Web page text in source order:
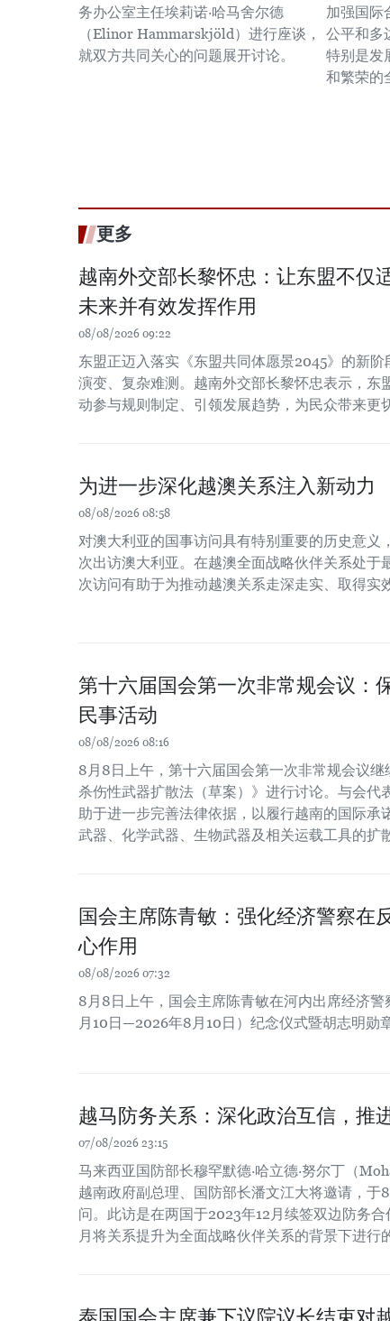
务办公室主任埃莉诺·哈马舍尔德
（Elinor Hammarskjöld）进行座谈，
就双方共同关心的问题展开讨论。
加强国际
公平和多
特别是发
和繁荣的
更多
越南外交部长黎怀忠：让东盟不仅
未来并有效发挥作用
08/08/2026 09:22
东盟正迈入落实《东盟共同体愿景2045》的新
演变、复杂难测。越南外交部长黎怀忠表示，东
动参与规则制定、引领发展趋势，为民众带来更
为进一步深化越澳关系注入新动力
08/08/2026 08:58
对澳大利亚的国事访问具有特别重要的历史意义
次出访澳大利亚。在越澳全面战略伙伴关系处于
次访问有助于为推动越澳关系走深走实、取得实
第十六届国会第一次非常规会议：
民事活动
08/08/2026 08:16
8月8日上午，第十六届国会第一次非常规会议
杀伤性武器扩散法（草案）》进行讨论。与会代
助于进一步完善法律依据，以履行越南的国际承
武器、化学武器、生物武器及相关运载工具的扩
国会主席陈青敏：强化经济警察在
心作用
08/08/2026 07:32
8月8日上午，国会主席陈青敏在河内出席经济
月10日—2026年8月10日）纪念仪式暨胡志明勋
越马防务关系：深化政治互信，推
07/08/2026 23:15
马来西亚国防部长穆罕默德·哈立德·努尔丁（
越南政府副总理、国防部长潘文江大将邀请，于
问。此访是在两国于2023年12月续签双边防务
月将关系提升为全面战略伙伴关系的背景下进行